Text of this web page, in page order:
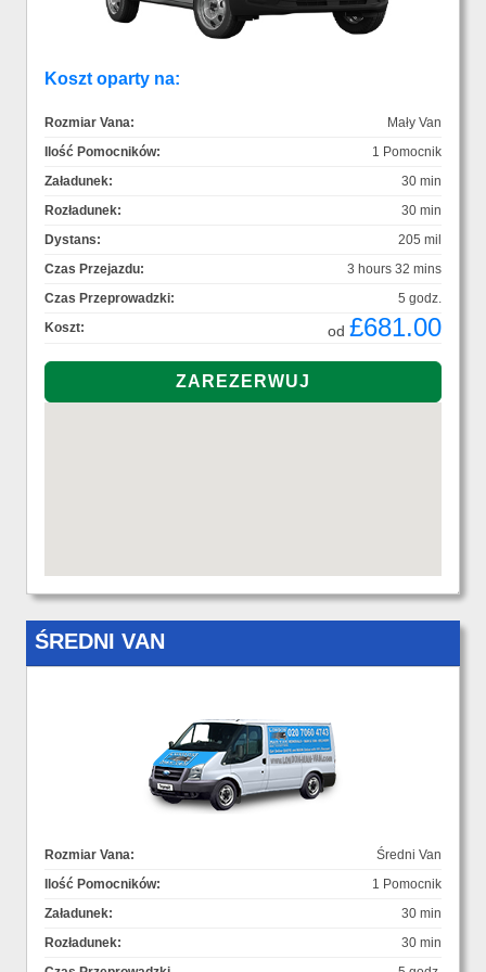
Koszt oparty na:
Rozmiar Vana:
Mały Van
Ilość Pomocników:
1 Pomocnik
Załadunek:
30 min
Rozładunek:
30 min
Dystans:
205 mil
Czas Przejazdu:
3 hours 32 mins
Czas Przeprowadzki:
5 godz.
Koszt:
od £681.00
ŚREDNI VAN
Rozmiar Vana:
Średni Van
Ilość Pomocników:
1 Pomocnik
Załadunek:
30 min
Rozładunek:
30 min